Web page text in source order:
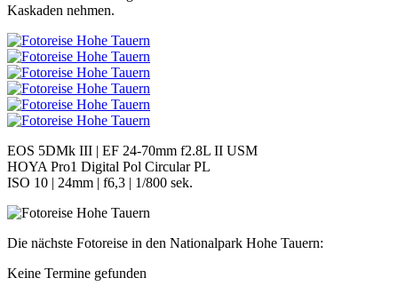
Kaskaden nehmen.
EOS 5DMk III | EF 24-70mm f2.8L II USM
HOYA Pro1 Digital Pol Circular PL
ISO 10 | 24mm | f6,3 | 1/800 sek.
Die nächste Fotoreise in den Nationalpark Hohe Tauern:
Keine Termine gefunden